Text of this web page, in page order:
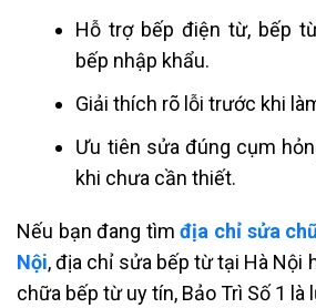
Hỗ trợ bếp điện từ, bếp
bếp nhập khẩu.
Giải thích rõ lỗi trước khi
Ưu tiên sửa đúng cụm
khi chưa cần thiết.
Nếu bạn đang tìmđịa chỉ sửa
Nội, địa chỉ sửa bếp từ tại Hà Nội
chữa bếp từ uy tín, Bảo Trì Số 1 là